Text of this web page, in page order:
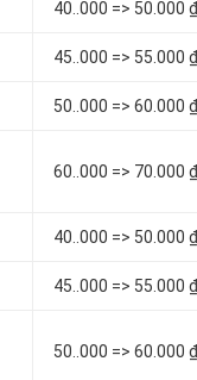
40..000 => 50.000
45..000 => 55.000
50..000 => 60.000
60..000 => 70.000
40..000 => 50.000
45..000 => 55.000
50..000 => 60.000